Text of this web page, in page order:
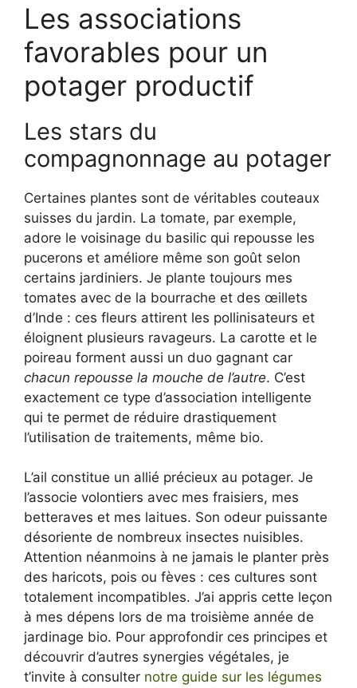
Les associations
favorables pour un
potager productif
Les stars du
compagnonnage au potager
Certaines plantes sont de véritables couteaux
suisses du jardin. La tomate, par exemple,
adore le voisinage du basilic qui repousse les
pucerons et améliore même son goût selon
certains jardiniers. Je plante toujours mes
tomates avec de la bourrache et des œillets
d’Inde : ces fleurs attirent les pollinisateurs et
éloignent plusieurs ravageurs. La carotte et le
poireau forment aussi un duo gagnant car
chacun repousse la mouche de l’autre. C’est
exactement ce type d’association intelligente
qui te permet de réduire drastiquement
l’utilisation de traitements, même bio.
L’ail constitue un allié précieux au potager. Je
l’associe volontiers avec mes fraisiers, mes
betteraves et mes laitues. Son odeur puissante
désoriente de nombreux insectes nuisibles.
Attention néanmoins à ne jamais le planter près
des haricots, pois ou fèves : ces cultures sont
totalement incompatibles. J’ai appris cette leçon
à mes dépens lors de ma troisième année de
jardinage bio. Pour approfondir ces principes et
découvrir d’autres synergies végétales, je
t’invite à consulter notre guide sur les légumes